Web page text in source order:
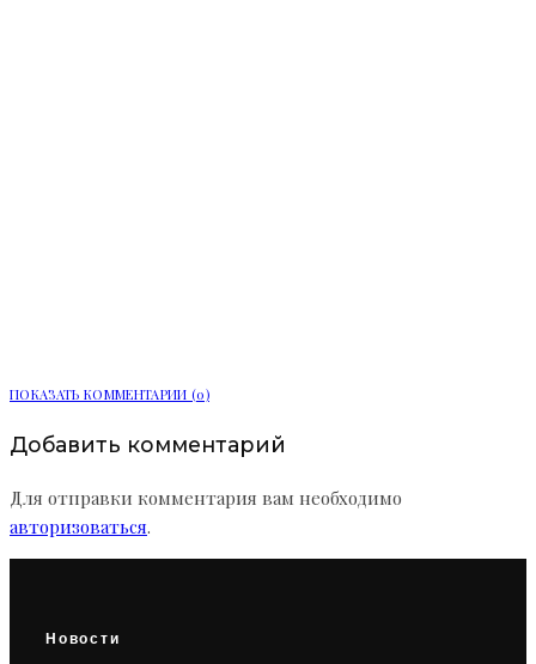
ПОКАЗАТЬ КОММЕНТАРИИ (0)
Добавить комментарий
Для отправки комментария вам необходимо
авторизоваться.
Новости